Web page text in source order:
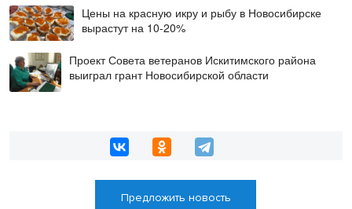
Цены на красную икру и рыбу в Новосибирске
вырастут на 10-20%
Проект Совета ветеранов Искитимского района
выиграл грант Новосибирской области
Предложить новость